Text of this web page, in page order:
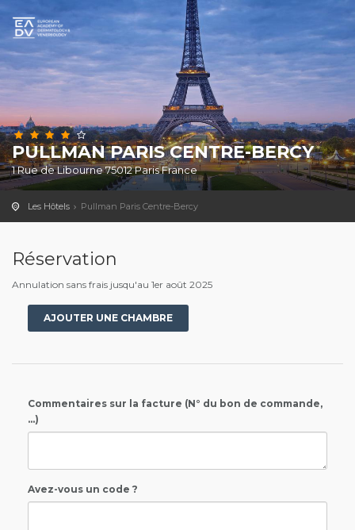
PULLMAN PARIS CENTRE-BERCY
1 Rue de Libourne 75012 Paris France
Les Hôtels Pullman Paris Centre-Bercy
Réservation
Annulation sans frais jusqu'au 1er août 2025
AJOUTER UNE CHAMBRE
Commentaires sur la facture (N° du bon de commande,
...)
Avez-vous un code ?